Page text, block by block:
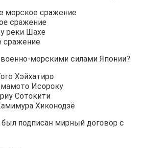
морское сражение
сражение
реки Шахе
сражение
морскими силами Японии?
Хэйхатиро
Исороку
Сотокити
Хиконодзё
был подписан мирный договор с